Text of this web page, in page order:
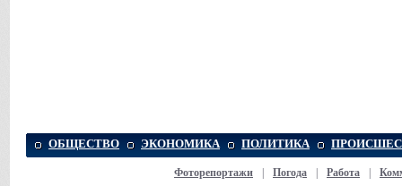
ОБЩЕСТВО ЭКОНОМИКА ПОЛИТИКА
Фоторепортажи Погода Работа